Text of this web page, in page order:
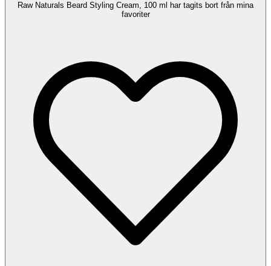
Raw Naturals Beard Styling Cream, 100 ml har tagits bort från mina
favoriter